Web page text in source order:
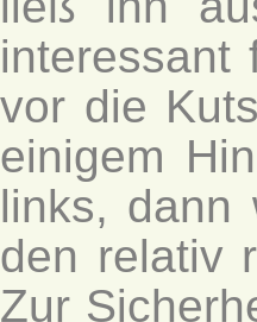
interessant
vor die
einigem
links, dann
den relativ
Zur